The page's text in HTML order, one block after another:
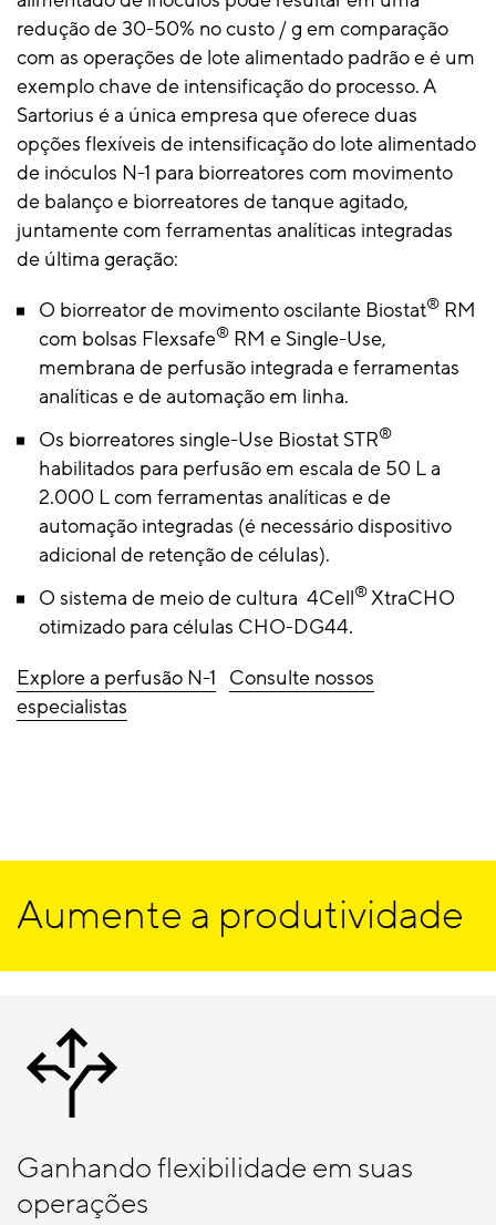
redução de 30-50% no custo / g em comparação
com as operações de lote alimentado padrão e é um
exemplo chave de intensificação do processo. A
Sartorius é a única empresa que oferece duas
opções flexíveis de intensificação do lote alimentado
de inóculos N-1 para biorreatores com movimento
de balanço e biorreatores de tanque agitado,
juntamente com ferramentas analíticas integradas
de última geração:
O biorreator de movimento oscilante Biostat® RM
com bolsas Flexsafe® RM e Single-Use,
membrana de perfusão integrada e ferramentas
analíticas e de automação em linha.
Os biorreatores single-Use Biostat STR®
habilitados para perfusão em escala de 50 L a
2.000 L com ferramentas analíticas e de
automação integradas (é necessário dispositivo
adicional de retenção de células).
O sistema de meio de cultura 4Cell®XtraCHO
otimizado para células CHO-DG44.
Explore a perfusão N-1 Consulte nossos
especialistas
Aumente a produtividade
Ganhando flexibilidade em suas
operações